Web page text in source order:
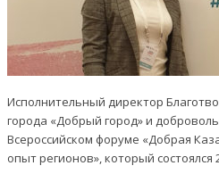
Исполнительный директор
города «Добрый город» и
Всероссийском форуме «Добрая
опыт регионов», который состоялся